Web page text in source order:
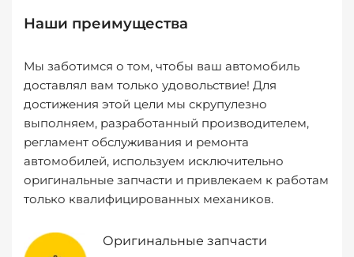
Наши преимущества
Мы заботимся о том, чтобы ваш автомобиль
доставлял вам только удовольствие! Для
достижения этой цели мы скрупулезно
выполняем, разработанный производителем,
регламент обслуживания и ремонта
автомобилей, используем исключительно
оригинальные запчасти и привлекаем к работам
только квалифицированных механиков.
Оригинальные запчасти